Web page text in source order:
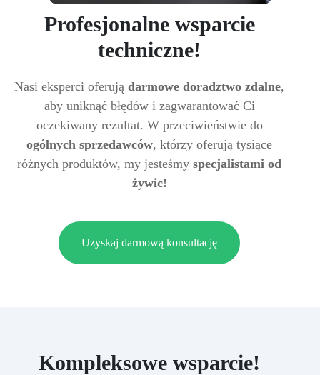
Profesjonalne wsparcie
techniczne!
Nasi eksperci oferują darmowe doradztwo zdalne,
aby uniknąć błędów i zagwarantować Ci
oczekiwany rezultat. W przeciwieństwie do
ogólnych sprzedawców, którzy oferują tysiące
różnych produktów, my jesteśmy specjalistami od
żywic!
Uzyskaj darmową konsultację
Kompleksowe wsparcie!